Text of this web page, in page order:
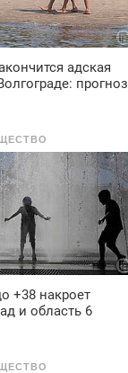
адская
прогноз
+38 накроет
и область 6